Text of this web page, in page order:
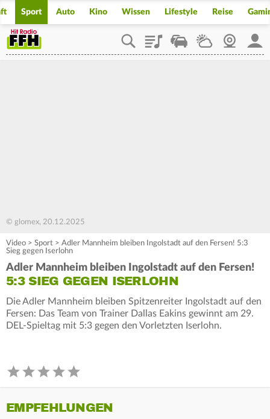
Sport Auto Kino Wissen Lifestyle Reise
PlaylistStaupilotWetterWebcam
© glomex, 20.12.2025
Video > Sport > Adler Mannheim bleiben Ingolstadt auf den Fersen! 5:3
Sieg gegen Iserlohn
Adler Mannheim bleiben Ingolstadt auf den Fersen!
5:3 SIEG GEGEN ISERLOHN
Die Adler Mannheim bleiben Spitzenreiter Ingolstadt auf den
Fersen: Das Team von Trainer Dallas Eakins gewinnt am 29.
DEL-Spieltag mit 5:3 gegen den Vorletzten Iserlohn.
EMPFEHLUNGEN